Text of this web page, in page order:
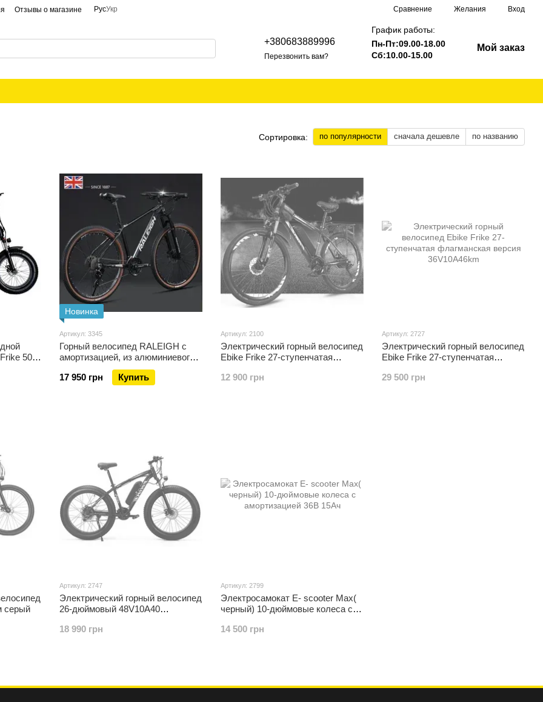
Отзывы о магазине РусУкр Сравнение Желания Вход
+380683889996
Перезвонить вам?
График работы:
Пн-Пт:09.00-18.00
Сб:10.00-15.00
Мой заказ
Сортировка: по популярности сначала дешевле по названию
500
Новинка
Артикул: 3345
Горный велосипед RALEIGH с
амортизацией, из алюминиевого
сплава, гидравлические тормоза
33 скорости 27,5 дюймов (170-195
17 950 грн Купить
Артикул: 2100
Электрический горный велосипед
Ebike Frike 27-ступенчатая
12 900 грн
Артикул: 2727
Электрический горный велосипед
Ebike Frike 27-ступенчатая
29 500 грн
серый
Артикул: 2747
Электрический горный велосипед
26-дюймовый 48V10A40
18 990 грн
Артикул: 2799
Электросамокат E- scooter Max(
черный) 10-дюймовые колеса с
14 500 грн